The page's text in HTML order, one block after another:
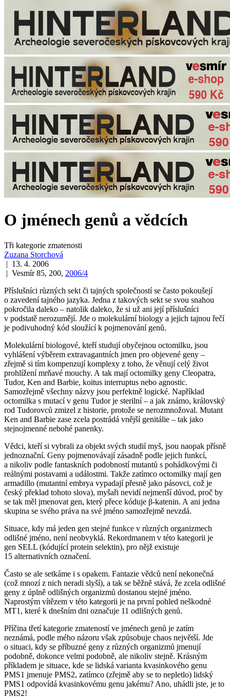
O jménech genů a vědcích
Tři kategorie zmatenosti
Zuzana Storchová
| 13. 4. 2006
| Vesmír 85, 200, 2006/4
Příslušníci různých sekt či tajných společností se často pokoušejí
o zavedení tajného jazyka. Jedna z takových sekt se svou snahou
pokročila daleko – natolik daleko, že si už ani její příslušníci
v podstatě nerozumějí. Jde o molekulární biology a jejich tajnou řečí
je podivuhodný kód sloužící k pojmenování genů.
Molekulární biologové, kteří studují obyčejnou octomilku, jsou
vyhlášení výběrem extravagantních jmen pro objevené geny –
zřejmě si tím kompenzují komplexy z toho, že věnují celý život
prohlížení mrňavé mouchy. A tak mají octomilky geny Cleopatra,
Tudor, Ken and Barbie, koitus interruptus nebo agnostic.
Samozřejmě všechny názvy jsou perfektně logické. Například
octomilka s mutací v genu Tudor je sterilní – a jak známo, královský
rod Tudorovců zmizel z historie, protože se nerozmnožoval. Mutant
Ken and Barbie zase zcela postrádá vnější genitálie – tak jako
stejnojmenné nebohé panenky.
Vědci, kteří si vybrali za objekt svých studií myš, jsou naopak přísně
jednoznační. Geny pojmenovávají zásadně podle jejich funkcí,
a nikoliv podle fantaskních podobností mutantů s pohádkovými či
reálnými postavami a událostmi. Takže zatímco octomilky mají gen
armadillo (mutantní embrya vypadají přesně jako pásovci, což je
český překlad tohoto slova), myšaři nevidí nejmenší důvod, proč by
se tak měl jmenovat gen, který přece kóduje β-katenin. A ani jedna
skupina se svého práva na své jméno samozřejmě nevzdá.
Situace, kdy má jeden gen stejné funkce v různých organizmech
odlišné jméno, není neobvyklá. Rekordmanem v této kategorii je
gen SELL (kódující protein selektin), pro nějž existuje
15 alternativních označení.
Často se ale setkáme i s opakem. Fantazie vědců není nekonečná
(což mnozí z nich neradi slyší), a tak se běžně stává, že zcela odlišné
geny z úplně odlišných organizmů dostanou stejné jméno.
Naprostým vítězem v této kategorii je na první pohled neškodné
MT1, které k dnešním dni označuje 11 odlišných genů.
Příčina třetí kategorie zmateností ve jménech genů je zatím
neznámá, podle mého názoru však způsobuje chaos největší. Jde
o situaci, kdy se příbuzné geny z různých organizmů jmenují
podobně, dokonce velmi podobně, ale nikoliv stejně. Krásným
příkladem je situace, kde se lidská varianta kvasinkového genu
PMS1 jmenuje PMS2, zatímco (zřejmě aby se to nepletlo) lidský
PMS1 odpovídá kvasinkovému genu jakému? Ano, uhádli jste, je to
PMS2!